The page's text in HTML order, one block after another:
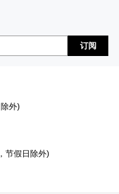
订阅
外)
节假日除外)